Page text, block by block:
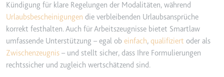
Kündigung für klare Regelungen der Modalitäten, während
Urlaubsbescheinigungen die verbleibenden Urlaubsansprüche
korrekt festhalten. Auch für Arbeitszeugnisse bietet Smartlaw
umfassende Unterstützung – egal ob einfach, qualifiziert oder als
Zwischenzeugnis – und stellt sicher, dass Ihre Formulierungen
rechtssicher und zugleich wertschätzend sind.